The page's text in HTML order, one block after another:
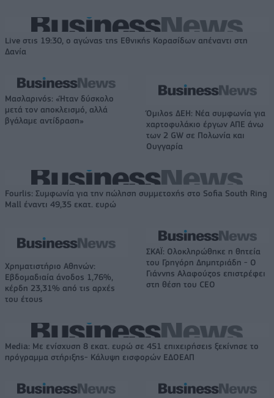
Live στις 19:30, ο αγώνας της Εθνικής Κορασίδων απέναντι στη
Δανία
Μασλαρινός: «Ήταν δύσκολο
μετά τον αποκλεισμό, αλλά
βγάλαμε αντίδραση»
Όμιλος ΔΕΗ: Νέα συμφωνία για
χαρτοφυλάκιο έργων ΑΠΕ άνω
των 2 GW σε Πολωνία και
Ουγγαρία
Fourlis: Συμφωνία για την πώληση συμμετοχής στο Sofia South Ring
Mall έναντι 49,35 εκατ. ευρώ
Χρηματιστήριο Αθηνών:
Εβδομαδιαία άνοδος 1,76%,
κέρδη 23,31% από τις αρχές
του έτους
ΣΚΑΪ: Ολοκληρώθηκε η θητεία
του Γρηγόρη Δημητριάδη - Ο
Γιάννης Αλαφούζος επιστρέφει
στη θέση του CEO
Media: Με ενίσχυση 8 εκατ. ευρώ σε 451 επιχειρήσεις ξεκίνησε το
πρόγραμμα στήριξης- Κάλυψη εισφορών ΕΔΟΕΑΠ